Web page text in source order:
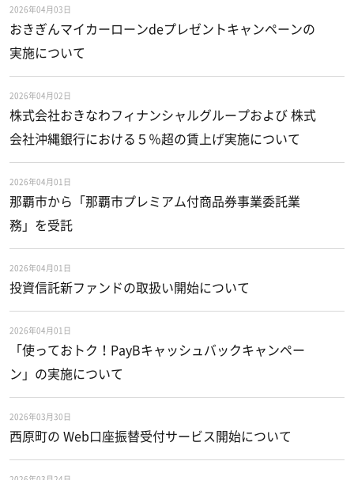
2026年04月03日
おきぎんマイカーローンdeプレゼントキャンペーンの
実施について
2026年04月02日
株式会社おきなわフィナンシャルグループおよび 株式
会社沖縄銀行における５％超の賃上げ実施について
2026年04月01日
那覇市から「那覇市プレミアム付商品券事業委託業
務」を受託
2026年04月01日
投資信託新ファンドの取扱い開始について
2026年04月01日
「使っておトク！PayBキャッシュバックキャンペー
ン」の実施について
2026年03月30日
西原町の Web口座振替受付サービス開始について